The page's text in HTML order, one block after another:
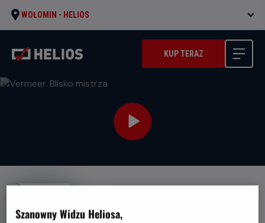
WOŁOMIN - HELIOS
KUP TERAZ
Vermeer. Blisko mistrza
Szanowny Widzu Heliosa,